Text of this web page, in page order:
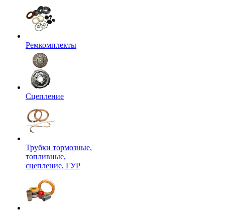
Ремкомплекты
Сцепление
Трубки тормозные,
топливные,
сцепление, ГУР